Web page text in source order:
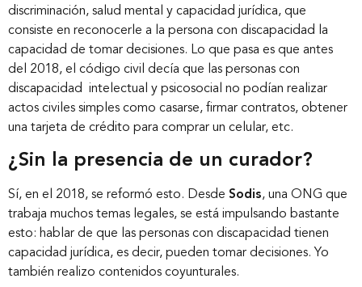
discriminación, salud mental y capacidad jurídica, que
consiste en reconocerle a la persona con discapacidad la
capacidad de tomar decisiones. Lo que pasa es que antes
del 2018, el código civil decía que las personas con
discapacidad intelectual y psicosocial no podían realizar
actos civiles simples como casarse, firmar contratos, obtener
una tarjeta de crédito para comprar un celular, etc.
¿Sin la presencia de un curador?
Sí, en el 2018, se reformó esto. Desde Sodis, una ONG que
trabaja muchos temas legales, se está impulsando bastante
esto: hablar de que las personas con discapacidad tienen
capacidad jurídica, es decir, pueden tomar decisiones. Yo
también realizo contenidos coyunturales.